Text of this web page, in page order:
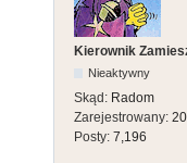
Kierownik
Nieaktywny
Skąd: Radom
Zarejestrowany:
Posty: 7,196